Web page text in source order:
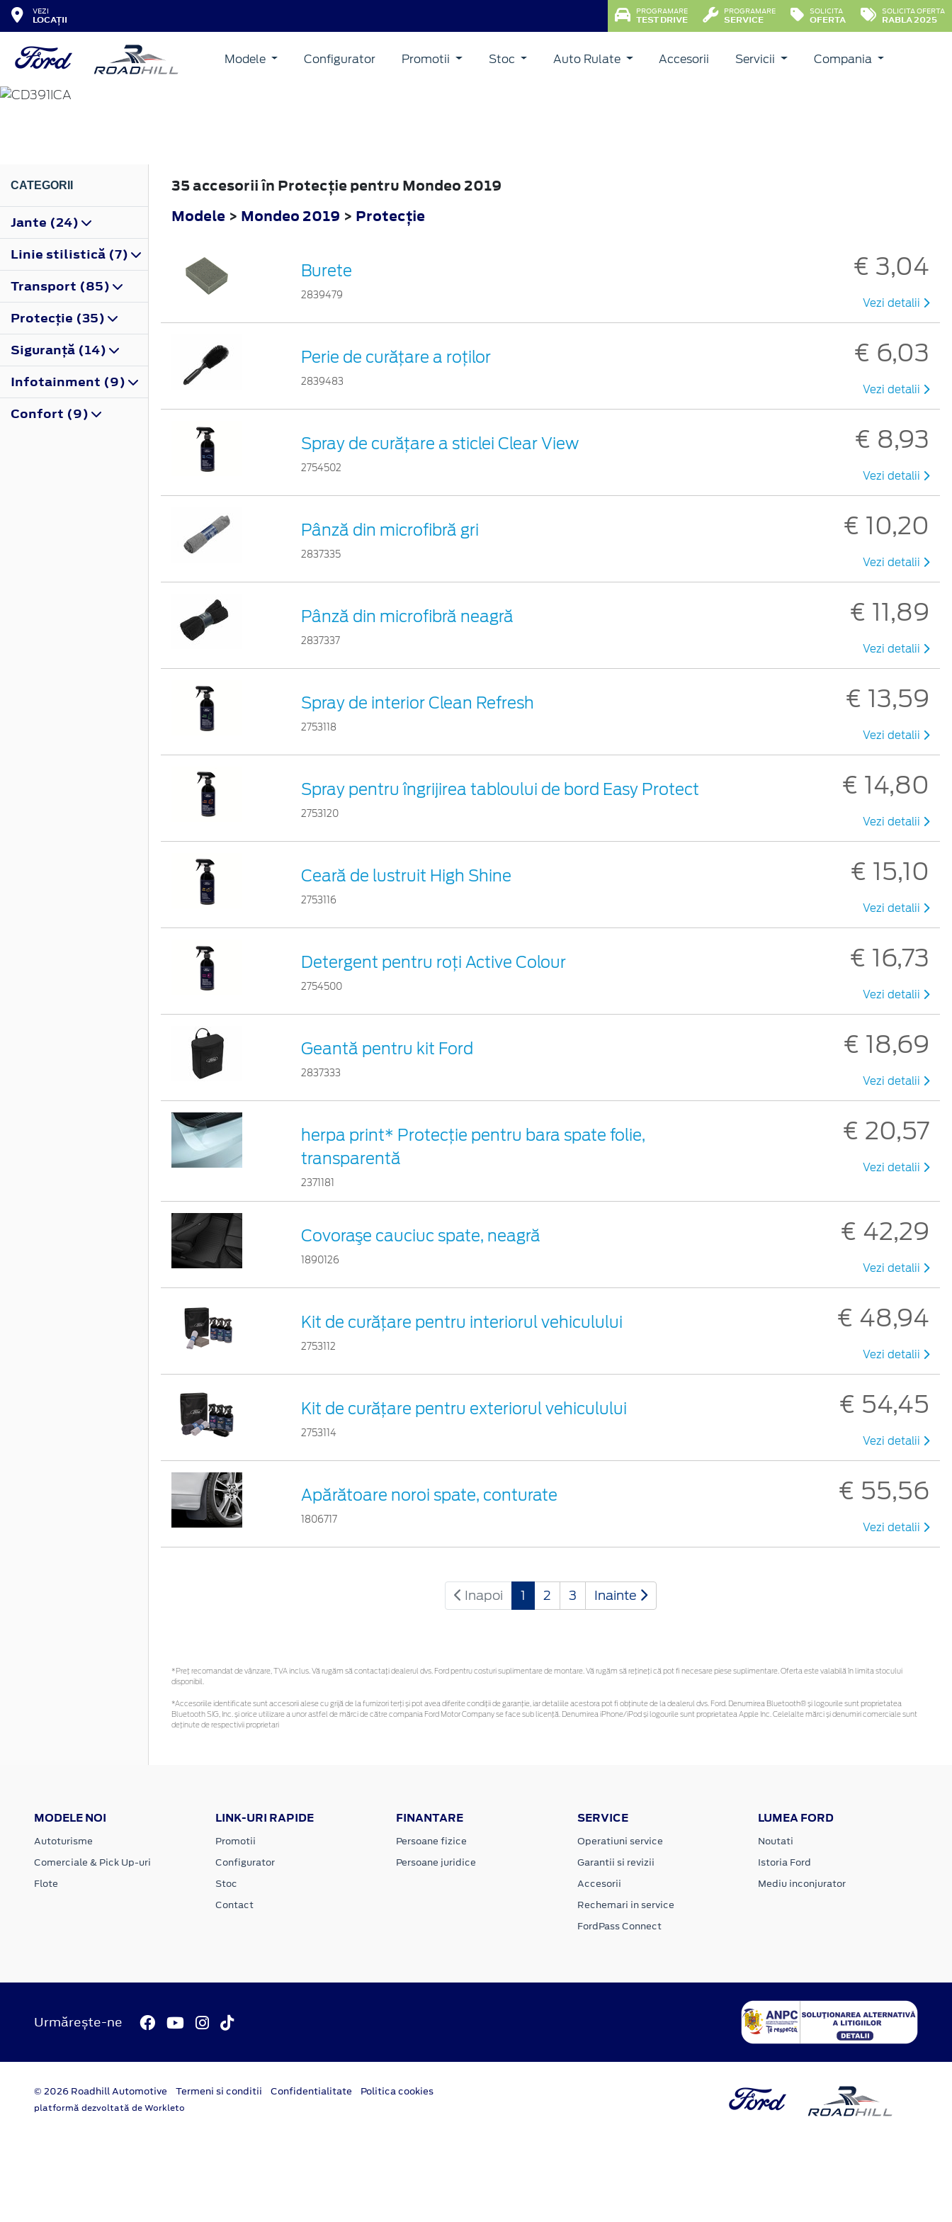
VEZI
LOCAȚII
PROGRAMARE
TEST DRIVE
PROGRAMARE
SERVICE
SOLICITA
OFERTA
SOLICITA OFERTA
RABLA 2025
Modele Configurator Promotii Stoc Auto Rulate Accesorii Servicii Compania
MONDEO
CATEGORII
Jante (24)
Linie stilistică (7)
Transport (85)
Protecţie (35)
Siguranţă (14)
Infotainment (9)
Confort (9)
35 accesorii în Protecţie pentru Mondeo 2019
Modele > Mondeo 2019 > Protecţie
Burete
2839479
€ 3,04
Vezi detalii
Perie de curățare a roților
2839483
€ 6,03
Vezi detalii
Spray de curățare a sticlei Clear View
2754502
€ 8,93
Vezi detalii
Pânză din microfibră gri
2837335
€ 10,20
Vezi detalii
Pânză din microfibră neagră
2837337
€ 11,89
Vezi detalii
Spray de interior Clean Refresh
2753118
€ 13,59
Vezi detalii
Spray pentru îngrijirea tabloului de bord Easy Protect
2753120
€ 14,80
Vezi detalii
Ceară de lustruit High Shine
2753116
€ 15,10
Vezi detalii
Detergent pentru roți Active Colour
2754500
€ 16,73
Vezi detalii
Geantă pentru kit Ford
2837333
€ 18,69
Vezi detalii
herpa print* Protecţie pentru bara spate folie,
transparentă
2371181
€ 20,57
Vezi detalii
Covoraşe cauciuc spate, neagră
1890126
€ 42,29
Vezi detalii
Kit de curățare pentru interiorul vehiculului
2753112
€ 48,94
Vezi detalii
Kit de curățare pentru exteriorul vehiculului
2753114
€ 54,45
Vezi detalii
Apărătoare noroi spate, conturate
1806717
€ 55,56
Vezi detalii
Inapoi 1 2 3 Inainte
*Preţ recomandat de vânzare, TVA inclus. Vă rugăm să contactaţi dealerul dvs. Ford pentru costuri suplimentare de montare. Vă rugăm să rețineți că pot fi necesare piese suplimentare. Oferta este valabilă în limita stocului
disponibil.
*Accesoriile identificate sunt accesorii alese cu grijă de la furnizori terți și pot avea diferite condiții de garanție, iar detaliile acestora pot fi obținute de la dealerul dvs. Ford. Denumirea Bluetooth® și logourile sunt proprietatea
Bluetooth SIG, Inc. și orice utilizare a unor astfel de mărci de către compania Ford Motor Company se face sub licență. Denumirea iPhone/iPod și logourile sunt proprietatea Apple Inc. Celelalte mărci și denumiri comerciale sunt
deținute de respectivii proprietari
MODELE NOI
Autoturisme
Comerciale & Pick Up-uri
Flote
LINK-URI RAPIDE
Promotii
Configurator
Stoc
Contact
FINANTARE
Persoane fizice
Persoane juridice
SERVICE
Operatiuni service
Garantii si revizii
Accesorii
Rechemari in service
FordPass Connect
LUMEA FORD
Noutati
Istoria Ford
Mediu inconjurator
Urmărește-ne
© 2026 Roadhill Automotive Termeni si conditii Confidentialitate Politica cookies
platformă dezvoltată de Workleto